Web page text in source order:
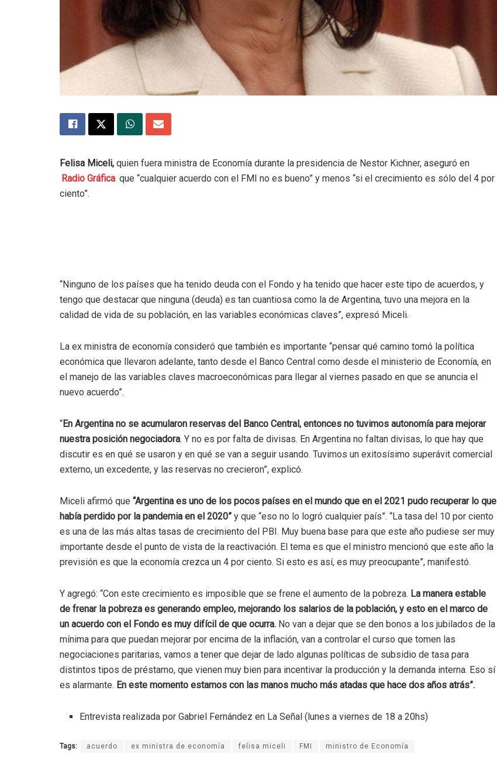
Felisa Miceli, quien fuera ministra de Economía durante la presidencia de Nestor Kichner, aseguró en
Radio Gráfica que “cualquier acuerdo con el FMI no es bueno” y menos “si el crecimiento es sólo del 4 por
ciento”.
“Ninguno de los países que ha tenido deuda con el Fondo y ha tenido que hacer este tipo de acuerdos, y
tengo que destacar que ninguna (deuda) es tan cuantiosa como la de Argentina, tuvo una mejora en la
calidad de vida de su población, en las variables económicas claves”, expresó Miceli.
La ex ministra de economía consideró que también es importante “pensar qué camino tomó la política
económica que llevaron adelante, tanto desde el Banco Central como desde el ministerio de Economía, en
el manejo de las variables claves macroeconómicas para llegar al viernes pasado en que se anuncia el
nuevo acuerdo”.
“En Argentina no se acumularon reservas del Banco Central, entonces no tuvimos autonomía para mejorar
nuestra posición negociadora. Y no es por falta de divisas. En Argentina no faltan divisas, lo que hay que
discutir es en qué se usaron y en qué se van a seguir usando. Tuvimos un exitosísimo superávit comercial
externo, un excedente, y las reservas no crecieron”, explicó.
Miceli afirmó que “Argentina es uno de los pocos países en el mundo que en el 2021 pudo recuperar lo que
había perdido por la pandemia en el 2020” y que “eso no lo logró cualquier país”. “La tasa del 10 por ciento
es una de las más altas tasas de crecimiento del PBI. Muy buena base para que este año pudiese ser muy
importante desde el punto de vista de la reactivación. El tema es que el ministro mencionó que este año la
previsión es que la economía crezca un 4 por ciento. Si esto es así, es muy preocupante”, manifestó.
Y agregó: “Con este crecimiento es imposible que se frene el aumento de la pobreza. La manera estable
de frenar la pobreza es generando empleo, mejorando los salarios de la población, y esto en el marco de
un acuerdo con el Fondo es muy difícil de que ocurra. No van a dejar que se den bonos a los jubilados de la
mínima para que puedan mejorar por encima de la inflación, van a controlar el curso que tomen las
negociaciones paritarias, vamos a tener que dejar de lado algunas políticas de subsidio de tasa para
distintos tipos de préstamo, que vienen muy bien para incentivar la producción y la demanda interna. Eso sí
es alarmante. En este momento estamos con las manos mucho más atadas que hace dos años atrás”.
Entrevista realizada por Gabriel Fernández en La Señal (lunes a viernes de 18 a 20hs)
Tags: acuerdo ex ministra de economía felisa miceli FMI ministro de Economía